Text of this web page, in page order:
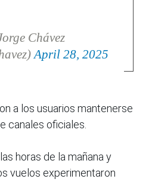
Chávez
April 28, 2025
a los usuarios mantenerse
canales oficiales.
horas de la mañana y
vuelos experimentaron